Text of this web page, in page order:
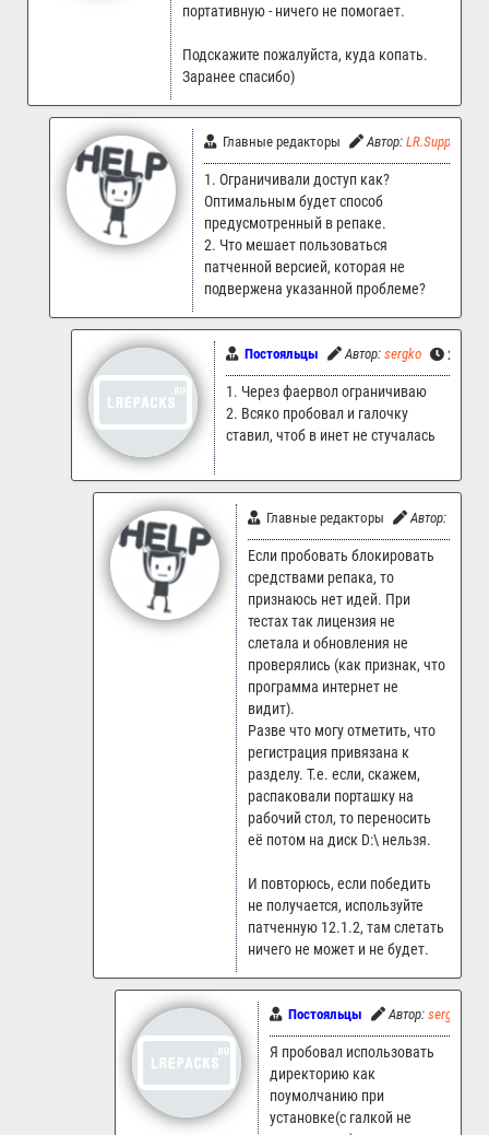
портативную - ничего не помогает.
Подскажите пожалуйста, куда копать.
Заранее спасибо)
Главные редакторы Автор: LR.Support
1. Ограничивали доступ как?
Оптимальным будет способ
предусмотренный в репаке.
2. Что мешает пользоваться
патченной версией, которая не
подвержена указанной проблеме?
Постояльцы Автор: sergko
1. Через фаервол ограничиваю
2. Всяко пробовал и галочку
ставил, чтоб в инет не стучалась
Главные редакторы Автор:
Если пробовать блокировать
средствами репака, то
признаюсь нет идей. При
тестах так лицензия не
слетала и обновления не
проверялись (как признак, что
программа интернет не
видит).
Разве что могу отметить, что
регистрация привязана к
разделу. Т.е. если, скажем,
распаковали порташку на
рабочий стол, то переносить
её потом на диск D:\ нельзя.
И повторюсь, если победить
не получается, используйте
патченную 12.1.2, там слетать
ничего не может и не будет.
Постояльцы Автор: sergko
Я пробовал использовать
директорию как
поумолчанию при
установке(с галкой не